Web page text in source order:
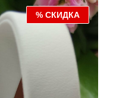
% СКИДКА